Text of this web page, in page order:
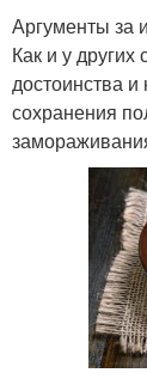
Аргументы за
Как и у других
достоинства
сохранения